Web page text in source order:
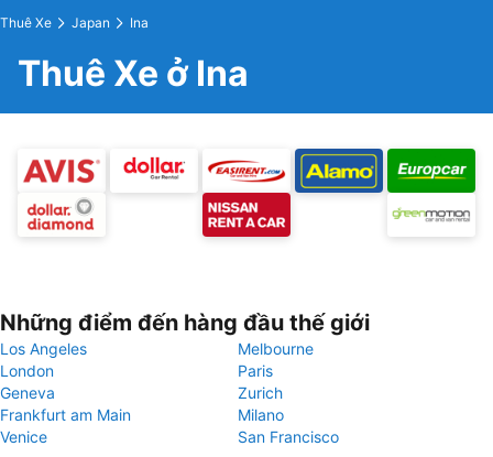
Thuê Xe Japan Ina
Thuê Xe ở Ina
Những điểm đến hàng đầu thế giới
Los Angeles
Melbourne
London
Paris
Geneva
Zurich
Frankfurt am Main
Milano
Venice
San Francisco